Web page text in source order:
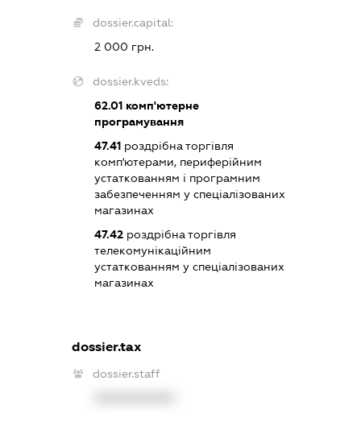
dossier.capital:
2 000 грн.
dossier.kveds:
62.01комп'ютерне
програмування
47.41роздрібна торгівля
комп'ютерами, периферійним
устаткованням і програмним
забезпеченням у спеціалізованих
магазинах
47.42роздрібна торгівля
телекомунікаційним
устаткованням у спеціалізованих
магазинах
dossier.tax
dossier.staff